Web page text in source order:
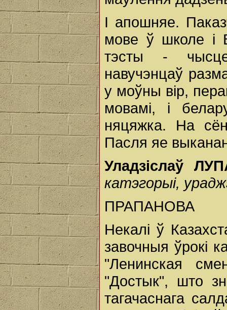
І апошняе.
мове ў школе і
тэсты -
навучэнцаў
у моўны вір,
мовамі, і
няцяжка. На
Пасля яе
Уладзіслаў
катэгорыі,
ПРАПАНОВА
Некалі ў
завочныя ўрокі
"Ленинская
"Достык", што
тагачаснага